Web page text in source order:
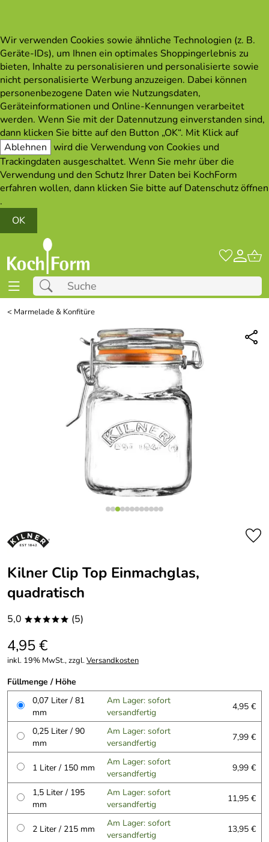
Wir verwenden Cookies sowie ähnliche Technologien (z. B.
Geräte-IDs), um Ihnen ein optimales Shoppingerlebnis zu
bieten, Inhalte zu personalisieren und personalisierte sowie
nicht personalisierte Werbung anzuzeigen. Dabei können
personenbezogene Daten wie Nutzungsdaten,
Geräteinformationen und Online-Kennungen verarbeitet
werden. Wenn Sie mit der Datennutzung einverstanden sind,
dann klicken Sie bitte auf den Button „OK“. Mit Klick auf
Ablehnen wird die Verwendung von Cookies und
Trackingdaten ausgeschaltet. Wenn Sie mehr über die
Verwendung und den Schutz Ihrer Daten bei KochForm
erfahren wollen, dann klicken Sie bitte aufDatenschutz öffnen
.
OK
< Marmelade & Konfitüre
Kilner Clip Top Einmachglas,
quadratisch
5,0 ***** (5)
4,95 €
inkl. 19% MwSt., zzgl.Versandkosten
Füllmenge / Höhe
0,07 Liter / 81
mm
Am Lager: sofort
versandfertig
4,95 €
0,25 Liter / 90
mm
Am Lager: sofort
versandfertig
7,99 €
1 Liter / 150 mm
Am Lager: sofort
versandfertig
9,99 €
1,5 Liter / 195
mm
Am Lager: sofort
versandfertig
11,95 €
2 Liter / 215 mm
Am Lager: sofort
versandfertig
13,95 €